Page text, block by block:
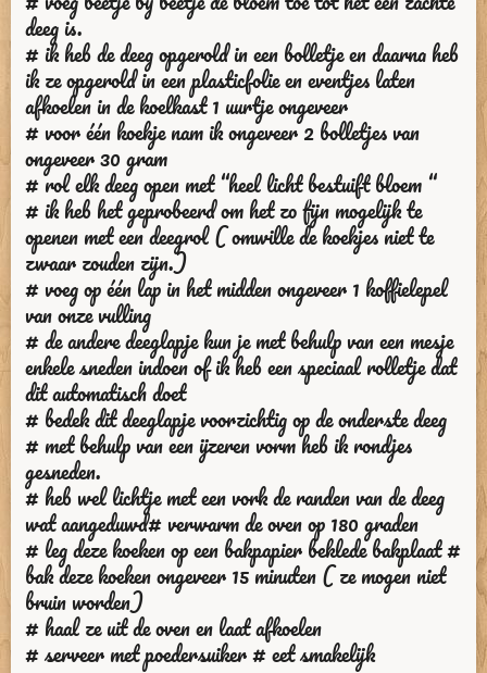
deeg is.
# ik heb de deeg opgerold in een bolletje en daarna heb
ik ze opgerold in een plasticfolie en eventjes laten
afkoelen in de koelkast 1 uurtje ongeveer
# voor één koekje nam ik ongeveer 2 bolletjes van
ongeveer 30 gram
# rol elk deeg open met “heel licht bestuift bloem “
# ik heb het geprobeerd om het zo fijn mogelijk te
openen met een deegrol ( omwille de koekjes niet te
zwaar zouden zijn.)
# voeg op één lap in het midden ongeveer 1 koffielepel
van onze vulling
# de andere deeglapje kun je met behulp van een mesje
enkele sneden indoen of ik heb een speciaal rolletje dat
dit automatisch doet
# bedek dit deeglapje voorzichtig op de onderste deeg
# met behulp van een ijzeren vorm heb ik rondjes
gesneden.
# heb wel lichtje met een vork de randen van de deeg
wat aangeduwd# verwarm de oven op 180 graden
# leg deze koeken op een bakpapier beklede bakplaat #
bak deze koeken ongeveer 15 minuten ( ze mogen niet
bruin worden)
# haal ze uit de oven en laat afkoelen
# serveer met poedersuiker # eet smakelijk